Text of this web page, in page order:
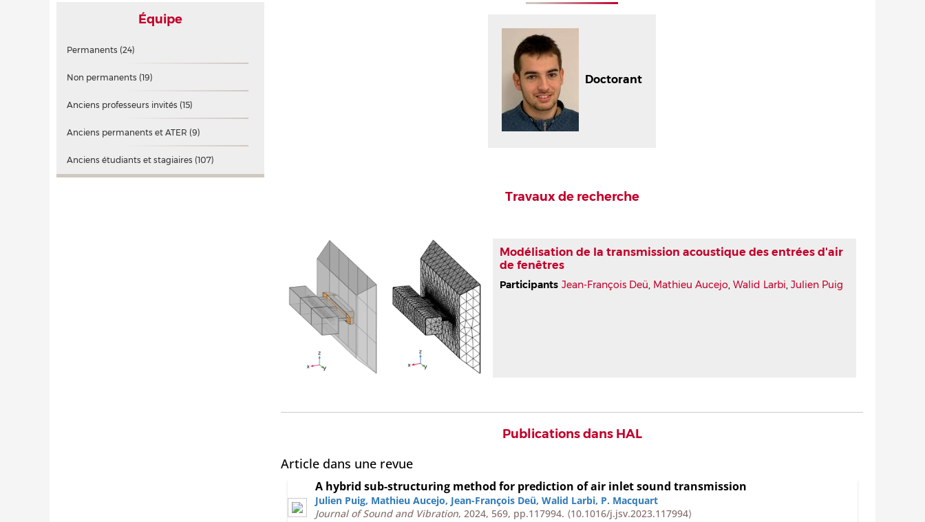
Doctorant
Travaux de recherche
Modélisation de la transmission acoustique des entrées d'air
de fenêtres
Participants Jean-François Deü, Mathieu Aucejo, Walid Larbi, Julien Puig
Publications dans HAL
Article dans une revue
A hybrid sub-structuring method for prediction of air inlet sound transmission
Julien Puig, Mathieu Aucejo, Jean-François Deü, Walid Larbi, P. Macquart
Journal of Sound and Vibration, 2024, 569, pp.117994. ⟨10.1016/j.jsv.2023.117994⟩
Équipe
Permanents (24)
Non permanents (19)
Anciens professeurs invités (15)
Anciens permanents et ATER (9)
Anciens étudiants et stagiaires (107)